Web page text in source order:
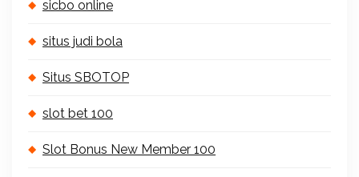
sicbo online
situs judi bola
Situs SBOTOP
slot bet 100
Slot Bonus New Member 100